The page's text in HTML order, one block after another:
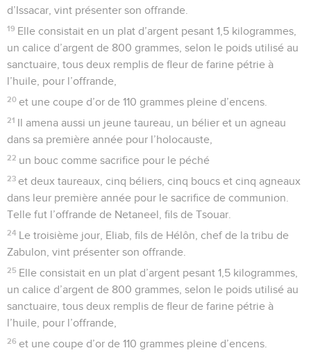
d’Issacar, vint présenter son offrande.
19 Elle consistait en un plat d’argent pesant 1,5 kilogrammes,
un calice d’argent de 800 grammes, selon le poids utilisé au
sanctuaire, tous deux remplis de fleur de farine pétrie à
l’huile, pour l’offrande,
20 et une coupe d’or de 110 grammes pleine d’encens.
21 Il amena aussi un jeune taureau, un bélier et un agneau
dans sa première année pour l’holocauste,
22 un bouc comme sacrifice pour le péché
23 et deux taureaux, cinq béliers, cinq boucs et cinq agneaux
dans leur première année pour le sacrifice de communion.
Telle fut l’offrande de Netaneel, fils de Tsouar.
24 Le troisième jour, Eliab, fils de Hélôn, chef de la tribu de
Zabulon, vint présenter son offrande.
25 Elle consistait en un plat d’argent pesant 1,5 kilogrammes,
un calice d’argent de 800 grammes, selon le poids utilisé au
sanctuaire, tous deux remplis de fleur de farine pétrie à
l’huile, pour l’offrande,
26 et une coupe d’or de 110 grammes pleine d’encens.